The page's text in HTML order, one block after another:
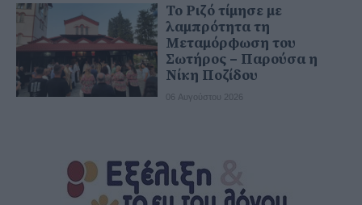
Το Ριζό τίμησε με
λαμπρότητα τη
Μεταμόρφωση του
Σωτήρος – Παρούσα η
Νίκη Ποζίδου
06 Αυγούστου 2026